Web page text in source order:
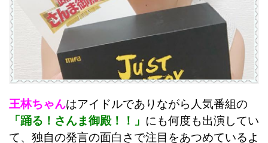
王林ちゃんはアイドルでありながら人気番組の
「踊る！さんま御殿！！」 にも何度も出演してい
て、独自の発言の面白さで注目をあつめているよ